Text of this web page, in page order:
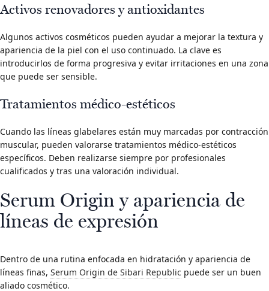
Activos renovadores y antioxidantes
Algunos activos cosméticos pueden ayudar a mejorar la textura y
apariencia de la piel con el uso continuado. La clave es
introducirlos de forma progresiva y evitar irritaciones en una zona
que puede ser sensible.
Tratamientos médico-estéticos
Cuando las líneas glabelares están muy marcadas por contracción
muscular, pueden valorarse tratamientos médico-estéticos
específicos. Deben realizarse siempre por profesionales
cualificados y tras una valoración individual.
Serum Origin y apariencia de
líneas de expresión
Dentro de una rutina enfocada en hidratación y apariencia de
líneas finas, Serum Origin de Sibari Republic puede ser un buen
aliado cosmético.